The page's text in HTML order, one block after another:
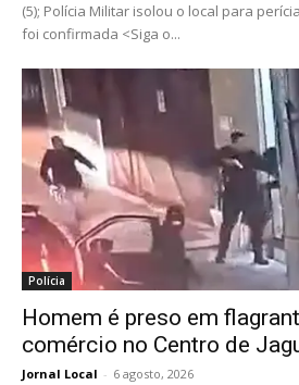
(5); Polícia Militar isolou o local para
foi confirmada <Siga o...
Polícia
Homem é preso em
comércio no Centro de
Jornal Local - 6 agosto, 2026